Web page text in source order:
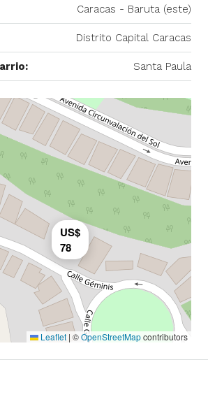
Caracas - Baruta (este)
Distrito Capital Caracas
Santa Paula
US$
78
Leaflet | ©OpenStreetMapcontributors